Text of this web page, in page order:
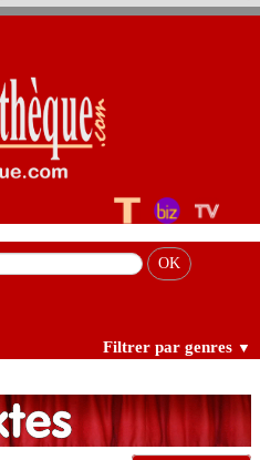
Filtrer par genres ▼